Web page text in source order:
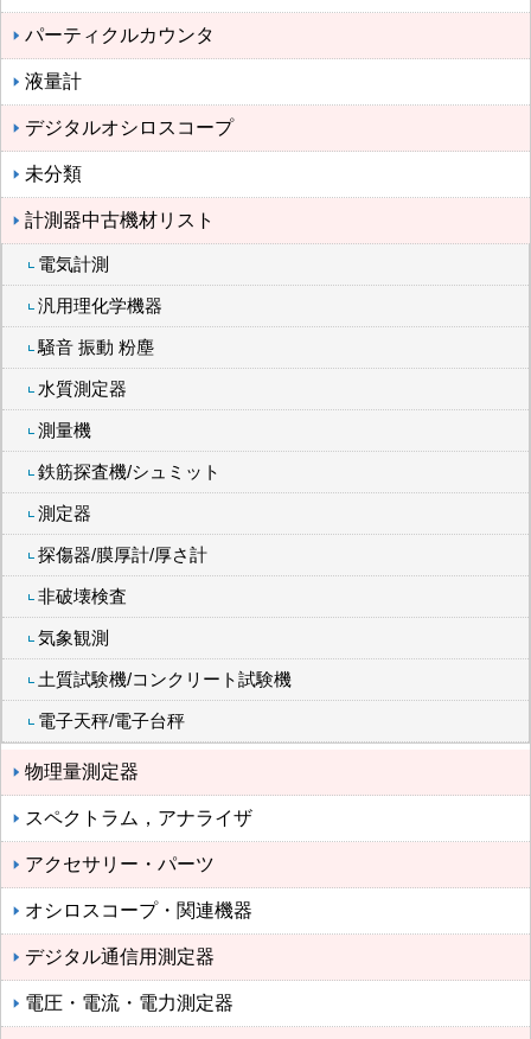
パーティクルカウンタ
液量計
デジタルオシロスコープ
未分類
計測器中古機材リスト
電気計測
汎用理化学機器
騒音 振動 粉塵
水質測定器
測量機
鉄筋探査機/シュミット
測定器
探傷器/膜厚計/厚さ計
非破壊検査
気象観測
土質試験機/コンクリート試験機
電子天秤/電子台秤
物理量測定器
スペクトラム，アナライザ
アクセサリー・パーツ
オシロスコープ・関連機器
デジタル通信用測定器
電圧・電流・電力測定器